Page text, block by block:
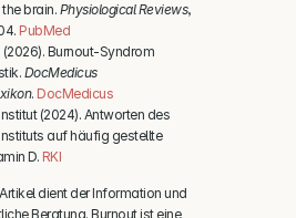
brain. Physiological Reviews,
PubMed
(2026). Burnout-Syndrom
DocMedicus
. DocMedicus
(2024). Antworten des
auf häufig gestellte
D. RKI
dient der Information und
Beratung. Burnout ist eine